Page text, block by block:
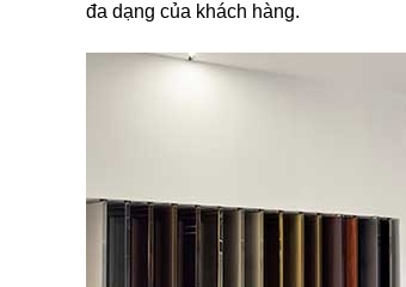
đa dạng của khách hàng.